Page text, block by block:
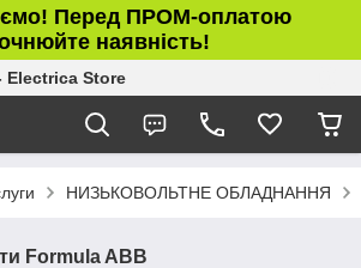
Перед ПРОМ-оплатою
наявність!
Electrica Store
НИЗЬКОВОЛЬТНЕ ОБЛАДНАННЯ
Formula ABB